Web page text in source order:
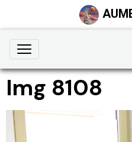
Img 8108